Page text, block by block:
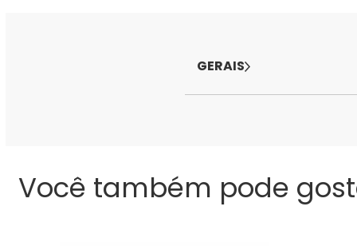
GERAIS
Você também pode